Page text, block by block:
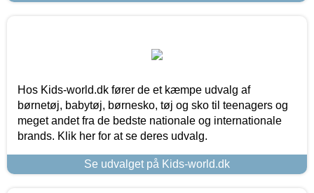
Hos Kids-world.dk fører de et kæmpe udvalg af
børnetøj, babytøj, børnesko, tøj og sko til teenagers og
meget andet fra de bedste nationale og internationale
brands. Klik her for at se deres udvalg.
Se udvalget på Kids-world.dk